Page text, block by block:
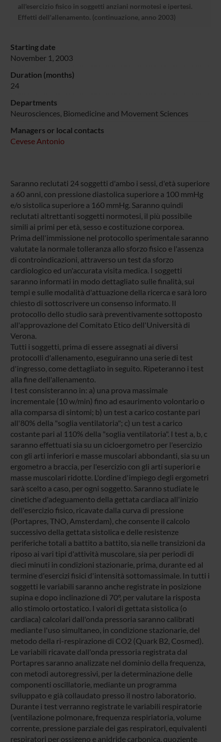
all'esercizio fisico in soggetti anziani normotesi e ipertesi.
Effetti dell'allenamento. (continuazione, anno 2003)
Starting date
November 1, 2003
Duration (months)
24
Departments
Neurosciences, Biomedicine and Movement Sciences
Managers or local contacts
Cevese Antonio
Saranno reclutati 24 soggetti d'ambo i sessi, d'età superiore
a 60 anni, con pressione diastolica superiore a 100 mmHg
e/o sistolica superiore a 160 mmHg. Saranno quindi
reclutati altrettanti soggetti normotesi, il più possibile
simili ai primi per età, sesso e costituzione corporea.
Prima dell'immissione nel protocollo sperimentale saranno
valutate la normale tolleranza allo sforzo fisico e l'assenza
di controindicazioni, attraverso un test da sforzo
cardiologico ed un'accurata visita medica. I soggetti
saranno informati in modo dettagliato sulle finalità, sui
tempi e sulle modalità d'attuazione della ricerca e sarà loro
chiesto di sottoscrivere un consenso informato. Il
protocollo dello studio sarà preventivamente sottoposto
all'approvazione del Comitato Etico dell'Università di
Verona.
Tutti i soggetti, prima di essere assegnati ai diversi
protocolli d'allenamento, eseguiranno una serie di test
d'ingresso, come dettagliato in seguito. Ripeteranno i test
alla fine dell'allenamento.
I test consisteranno in: a) una prova massimale
incrementale (10 w/min) fino ad esaurimento volontario o
alla comparsa di sintomi; b) un test a carico costante pari
all'80% della "soglia ventilatoria"; c) un test a carico
costante pari al 110% della "soglia ventilatoria". I test a, b, c
saranno effettuati sia su un cicloergometro per l'esercizio
con gli arti inferiori e masse muscolari abbondanti, sia su un
ergometro a braccia, per l'esercizio con gli arti superiori e
masse muscolari ridotte. L'ordine d'impiego degli ergometri
sarà scelto a caso, per ogni soggetto. Saranno studiate le
cinetiche d'adeguamento della gettata cardiaca all'inizio
dell'esercizio fisico, ricavate dalla curva di pressione
(Portapres, TNO, Amsterdam), che consente il calcolo
successivo della gettata sistolica e delle resistenze
periferiche totali a battito a battito, sia nelle transizioni da
riposo ai vari tipi d'attività muscolare, sia per periodi di
dieci minuti in condizioni stazionarie, prima, durante ed al
termine d'esercizi fisici d'intensità sottomassimale. In tutti i
soggetti le variabili saranno anche registrate in posizione
supina e dopo inclinazione di 70°, per valutare la risposta
allo stimolo ortostatico. I valori di gettata sistolica (o
cardiaca) calcolari dall'onda pressoria saranno calibrati
mediante l'uso simultaneo, in condizione stazionarie, del
metodo della ri-respirazione di CO2 (Quark B2, Cosmed).
Le variabili ricavate dall'onda pressoria registrata dal
Portapres saranno analizzate nel dominio della frequenza,
con metodi autoregressivi, per la determinazione delle
componenti oscillatorie, mediante un programma
sviluppato e già collaudato presso il nostro laboratorio.
Durante i test verranno registrate le variabili respiratorie
(ventilazione polmonare, frequenza respiriatoria, volume
corrente, pressione parziale dei gas respiratori, equivalenti
respiratori per ossigeno e anidride carbonica, quoziente